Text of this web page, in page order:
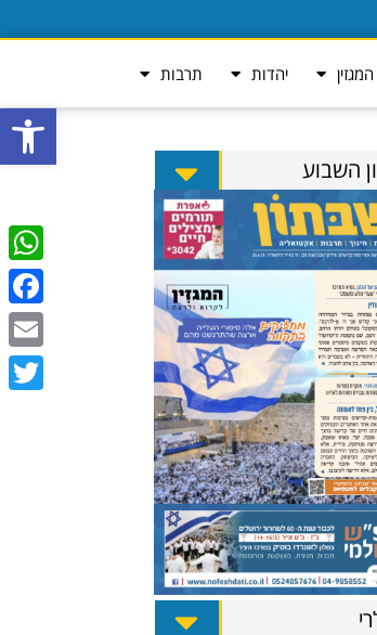
פתח
המגזין יהדות תרבות
השבוע
Email